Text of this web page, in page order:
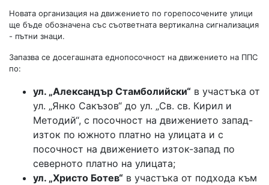
Новата организация на движението по горепосочените улици
ще бъде обозначена със съответната вертикална сигнализация
- пътни знаци.
Запазва се досегашната еднопосочност на движението на ППС
по:
ул. „Александър Стамболийски“ в участъка от
ул. „Янко Сакъзов“ до ул. „Св. св. Кирил и
Методий“, с посочност на движението запад-
изток по южното платно на улицата и с
посочност на движението изток-запад по
северното платно на улицата;
ул. „Христо Ботев“ в участъка от подхода към